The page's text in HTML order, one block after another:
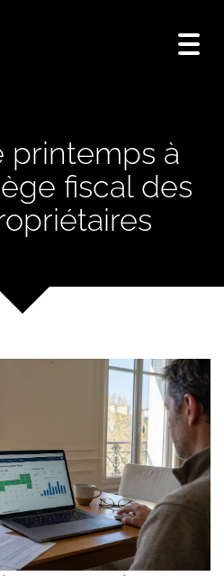
printemps à
fiscal des